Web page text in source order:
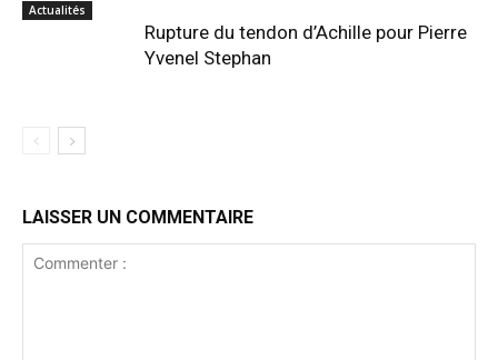
Actualités
Rupture du tendon d’Achille pour Pierre
Yvenel Stephan
LAISSER UN COMMENTAIRE